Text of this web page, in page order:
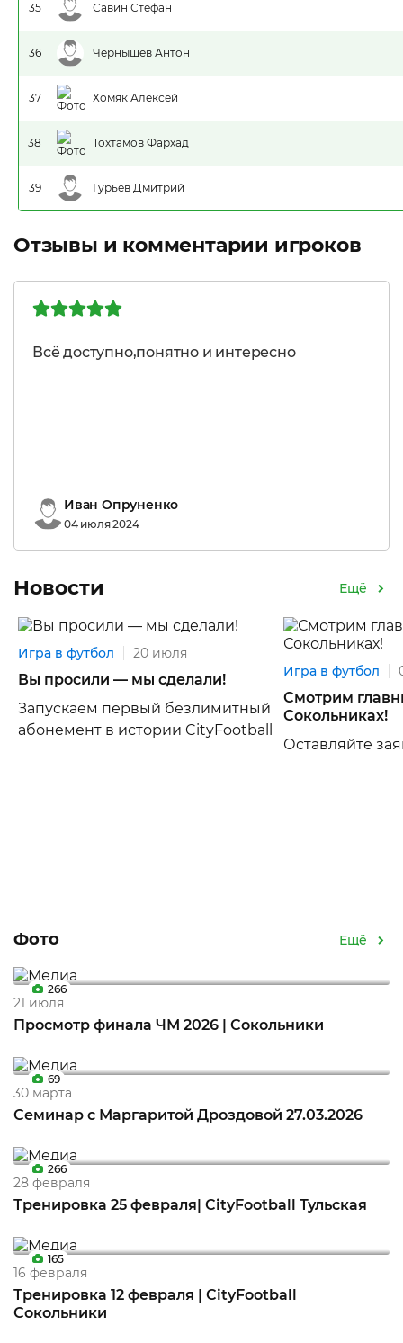
35 Савин Стефан
36 Чернышев Антон
37 Хомяк Алексей
38 Тохтамов Фархад
39 Гурьев Дмитрий
Отзывы и комментарии игроков
Всё доступно,понятно и интересно
Иван Опруненко
04 июля 2024
Новости Ещё
Игра в футбол 20 июля
Вы просили — мы сделали!
Запускаем первый безлимитный
абонемент в истории CityFootball
Игра в футбол
Смотрим
Сокольниках!
Оставляйте
Фото Ещё
266
21 июля
Просмотр финала ЧМ 2026 | Сокольники
69
30 марта
Семинар c Маргаритой Дроздовой 27.03.2026
266
28 февраля
Тренировка 25 февраля| CityFootball Тульская
165
16 февраля
Тренировка 12 февраля | CityFootball
Сокольники